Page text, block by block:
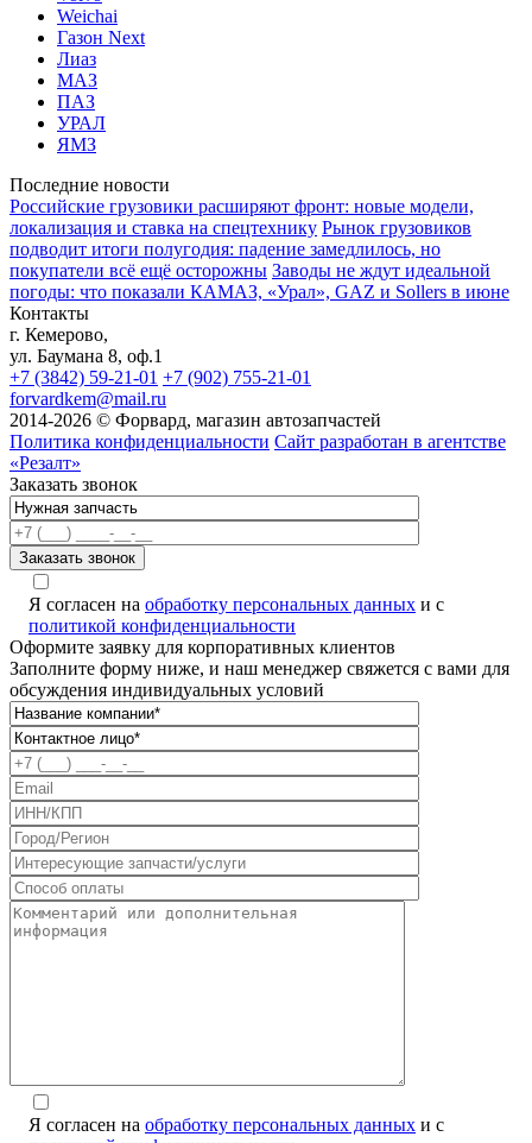
Weichai
Газон Next
Лиаз
МАЗ
ПАЗ
УРАЛ
ЯМЗ
Последние новости
Российские грузовики расширяют фронт: новые модели,
локализация и ставка на спецтехнику Рынок грузовиков
подводит итоги полугодия: падение замедлилось, но
покупатели всё ещё осторожны Заводы не ждут идеальной
погоды: что показали КАМАЗ, «Урал», GAZ и Sollers в июне
Контакты
г. Кемерово,
ул. Баумана 8, оф.1
+7 (3842) 59-21-01 +7 (902) 755-21-01
forvardkem@mail.ru
2014-2026 © Форвард, магазин автозапчастей
Политика конфиденциальности Сайт разработан в агентстве
«Резалт»
Заказать звонок
Я согласен на обработку персональных данных и с
политикой конфиденциальности
Оформите заявку для корпоративных клиентов
Заполните форму ниже, и наш менеджер свяжется с вами для
обсуждения индивидуальных условий
Я согласен на обработку персональных данных и с